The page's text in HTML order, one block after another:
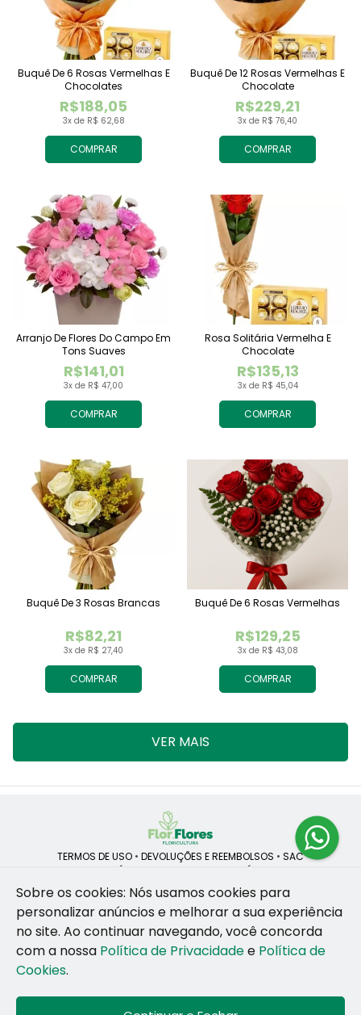
COMPRAR
3x de R$ 62,68
R$188,05
Buquê De 6 Rosas Vermelhas E
Chocolates
COMPRAR
3x de R$ 76,40
R$229,21
Buquê De 12 Rosas Vermelhas E
Chocolate
COMPRAR
3x de R$ 47,00
R$141,01
Arranjo De Flores Do Campo Em
Tons Suaves
COMPRAR
3x de R$ 45,04
R$135,13
Rosa Solitária Vermelha E
Chocolate
COMPRAR
3x de R$ 27,40
R$82,21
Buquê De 3 Rosas Brancas
COMPRAR
3x de R$ 43,08
R$129,25
Buquê De 6 Rosas Vermelhas
VER MAIS
TERMOS DE USO • DEVOLUÇÕES E REEMBOLSOS • SAC
POLÍTICA DE PRIVACIDADE POLÍTICA DE COOKIES
ROSANE CRISTINA LINS DE VESCONCELOS | CNPJ: 55.381.783/0001-92
CAIS SANTA RITA, no SN, BOX 34-35, Sao Jose - Recife - PE - 50020-
© 2024-2026 - Todos os direitos reservados - Desenvolvido por
Sobre os cookies: Nós usamos cookies para
personalizar anúncios e melhorar a sua experiência
no site. Ao continuar navegando, você concorda
com a nossa Política de Privacidadee Política de
Cookies.